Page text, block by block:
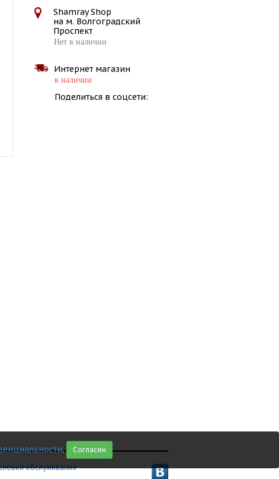
Shamray Shop
на м. Волгоградский
Проспект
Нет в наличии
Интернет магазин
в наличии
Поделиться в соцсети:
обслуживания
. Согласен